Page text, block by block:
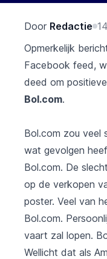
Door Redactie
Opmerkelijk
Facebook feed,
deed om
Bol.com.
Bol.com zou veel
wat gevolgen
Bol.com. De
op de verkopen
poster. Veel van
Bol.com.
vaart zal lopen.
Wellicht dat als